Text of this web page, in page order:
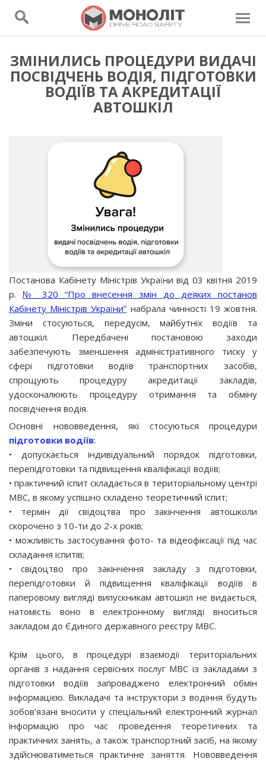
ЗМІНИЛИСЬ ПРОЦЕДУРИ ВИДАЧІ
ПОСВІДЧЕНЬ ВОДІЯ, ПІДГОТОВКИ
ВОДІЇВ ТА АКРЕДИТАЦІЇ
АВТОШКІЛ
Постанова Кабінету Міністрів України від 03 квітня 2019
р. № 320 “Про внесення змін до деяких постанов
Кабінету Міністрів України” набрала чинності 19 жовтня.
Зміни стосуються, передусім, майбутніх водіїв та
автошкіл. Передбачені постановою заходи
забезпечують зменшення адміністративного тиску у
сфері підготовки водіїв транспортних засобів,
спрощують процедуру акредитації закладів,
удосконалюють процедуру отримання та обміну
посвідчення водія.
Основні нововведення, які стосуються процедури
підготовки водіїв:
• допускається індивідуальний порядок підготовки,
перепідготовки та підвищення кваліфікації водіїв;
• практичний іспит складається в територіальному центрі
МВС, в якому успішно складено теоретичний іспит;
• термін дії свідоцтва про закінчення автошколи
скорочено з 10-ти до 2-х років;
• можливість застосування фото- та відеофіксації під час
складання іспитів;
• свідоцтво про закінчення закладу з підготовки,
перепідготовки й підвищення кваліфікації водіїв в
паперовому вигляді випускникам автошкіл не видається,
натомість воно в електронному вигляді вноситься
закладом до Єдиного державного реєстру МВС.
Крім цього, в процедурі взаємодії територіальних
органів з надання сервісних послуг МВС із закладами з
підготовки водіїв запроваджено електронний обмін
інформацією. Викладачі та інструктори з водіння будуть
зобов’язані вносити у спеціальний електронний журнал
інформацію про час проведення теоретичних та
практичних занять, а також транспортний засіб, на якому
здійснюватиметься практичне заняття. Нововведення